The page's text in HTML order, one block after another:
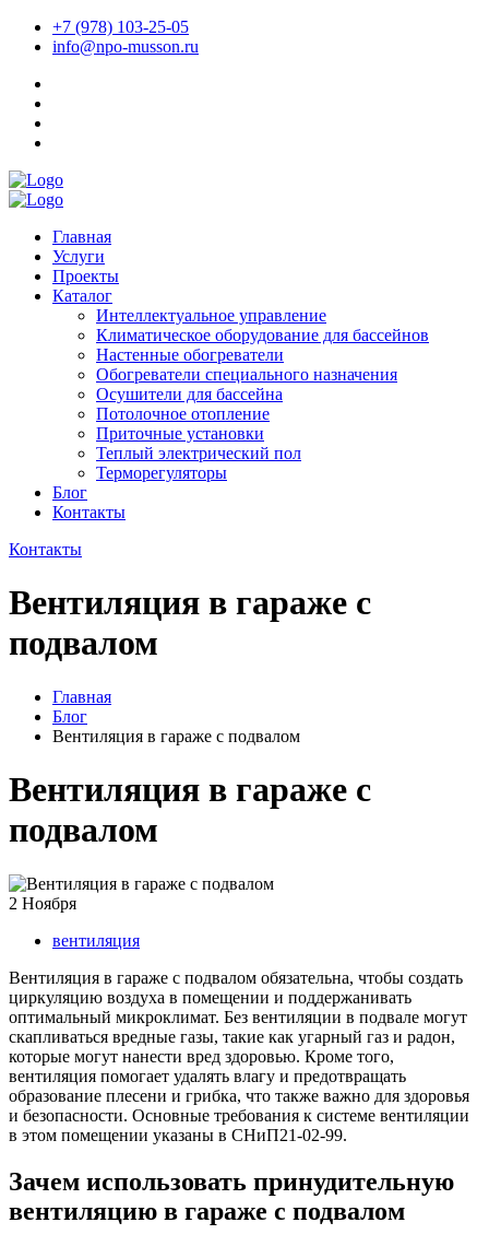
+7 (978) 103-25-05
info@npo-musson.ru
Главная
Услуги
Проекты
Каталог
Интеллектуальное управление
Климатическое оборудование для бассейнов
Настенные обогреватели
Обогреватели специального назначения
Осушители для бассейна
Потолочное отопление
Приточные установки
Теплый электрический пол
Терморегуляторы
Блог
Контакты
Контакты
Вентиляция в гараже с
подвалом
Главная
Блог
Вентиляция в гараже с подвалом
Вентиляция в гараже с
подвалом
2 Ноября
вентиляция
Вентиляция в гараже с подвалом обязательна, чтобы создать
циркуляцию воздуха в помещении и поддержанивать
оптимальный микроклимат. Без вентиляции в подвале могут
скапливаться вредные газы, такие как угарный газ и радон,
которые могут нанести вред здоровью. Кроме того,
вентиляция помогает удалять влагу и предотвращать
образование плесени и грибка, что также важно для здоровья
и безопасности. Основные требования к системе вентиляции
в этом помещении указаны в СНиП21-02-99.
Зачем использовать принудительную
вентиляцию в гараже с подвалом